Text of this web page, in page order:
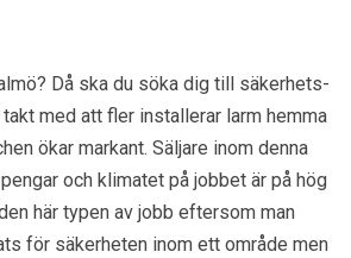
Då ska du söka dig till säkerhets-
med att fler installerar larm hemma
ökar markant. Säljare inom denna
och klimatet på jobbet är på hög
här typen av jobb eftersom man
för säkerheten inom ett område men